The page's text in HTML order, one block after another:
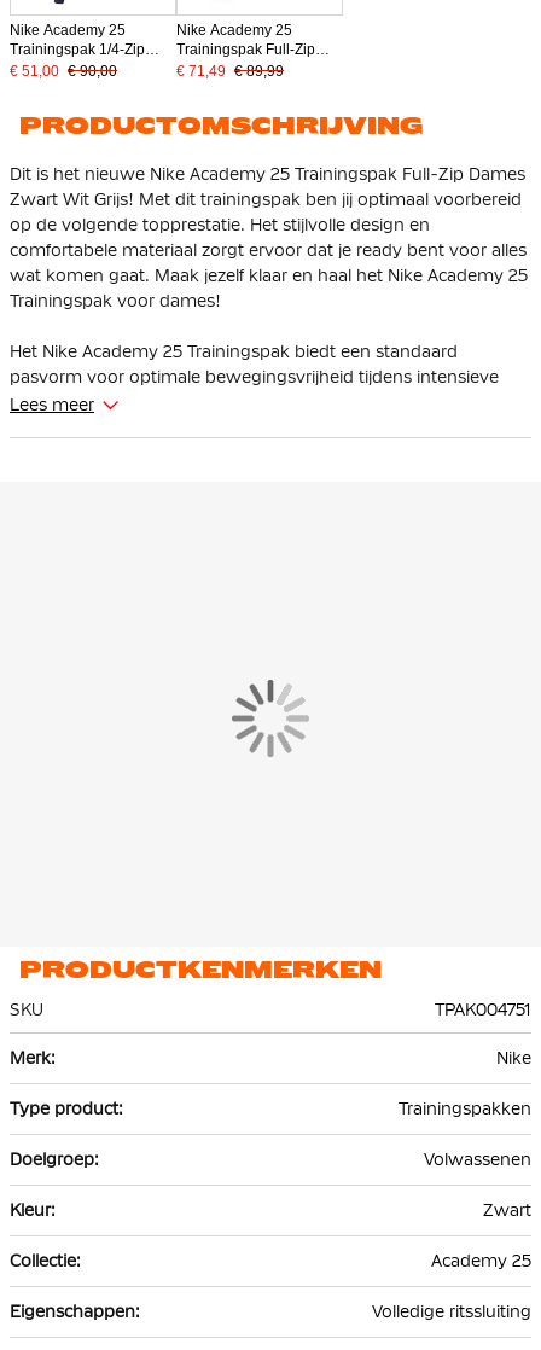
Nike Academy 25
Trainingspak 1/4-Zip
Dames Donkerblauw
€ 51,00 € 90,00
Nike Academy 25
Trainingspak Full-Zip
Dames Wit Zwart Grijs
€ 71,49 € 89,99
PRODUCTOMSCHRIJVING
Dit is het nieuwe Nike Academy 25 Trainingspak Full-Zip Dames
Zwart Wit Grijs! Met dit trainingspak ben jij optimaal voorbereid
op de volgende topprestatie. Het stijlvolle design en
comfortabele materiaal zorgt ervoor dat je ready bent voor alles
wat komen gaat. Maak jezelf klaar en haal het Nike Academy 25
Trainingspak voor dames!
Het Nike Academy 25 Trainingspak biedt een standaard
pasvorm voor optimale bewegingsvrijheid tijdens intensieve
trainingen. De langere zoom zorgt voor extra bedekking terwijl
Het Nike Trainingspak is gemaakt van 100% polyester, waarvan
minstens 75% bestaat uit gerecycled materiaal. Het trainingspak
is gemaakt van een duurzame en ademende stoffencombinatie,
zorgt het ervoor dat je tijdens je training koel en droog blijft.
Lees meer
PRODUCTKENMERKEN
SKU
TPAK004751
informatie
Nike
Trainingspakken
Volwassenen
Zwart
Academy 25
Volledige ritssluiting